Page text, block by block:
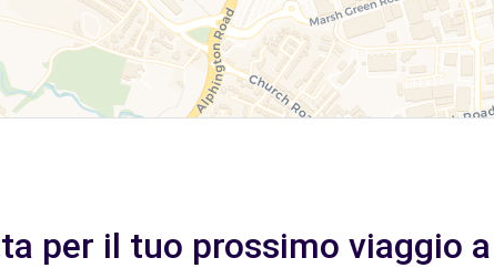
per il tuo prossimo viaggio